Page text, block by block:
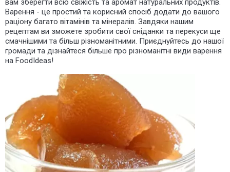
вам зберегти всю свіжість та аромат натуральних продуктів.
Варення - це простий та корисний спосіб додати до вашого
раціону багато вітамінів та мінералів. Завдяки нашим
рецептам ви зможете зробити свої сніданки та перекуси ще
смачнішими та більш різноманітними. Приєднуйтесь до нашої
громади та дізнайтеся більше про різноманітні види варення
на FoodIdeas!